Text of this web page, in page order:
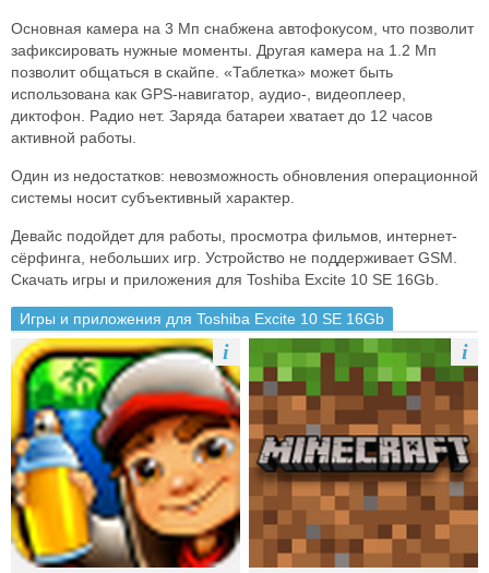
Основная камера на 3 Мп снабжена автофокусом, что позволит
зафиксировать нужные моменты. Другая камера на 1.2 Мп
позволит общаться в скайпе. «Таблетка» может быть
использована как GPS-навигатор, аудио-, видеоплеер,
диктофон. Радио нет. Заряда батареи хватает до 12 часов
активной работы.
Один из недостатков: невозможность обновления операционной
системы носит субъективный характер.
Девайс подойдет для работы, просмотра фильмов, интернет-
сёрфинга, небольших игр. Устройство не поддерживает GSM.
Скачать игры и приложения для Toshiba Excite 10 SE 16Gb.
Игры и приложения для Toshiba Excite 10 SE 16Gb
i i